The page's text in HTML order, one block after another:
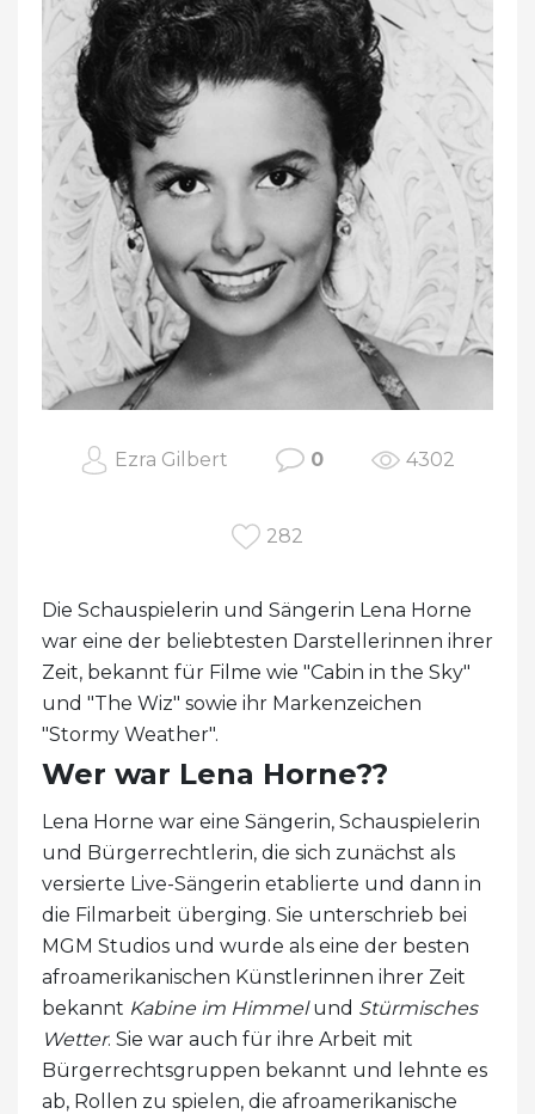
Ezra Gilbert 0 4302
282
Die Schauspielerin und Sängerin Lena Horne
war eine der beliebtesten Darstellerinnen ihrer
Zeit, bekannt für Filme wie "Cabin in the Sky"
und "The Wiz" sowie ihr Markenzeichen
"Stormy Weather".
Wer war Lena Horne??
Lena Horne war eine Sängerin, Schauspielerin
und Bürgerrechtlerin, die sich zunächst als
versierte Live-Sängerin etablierte und dann in
die Filmarbeit überging. Sie unterschrieb bei
MGM Studios und wurde als eine der besten
afroamerikanischen Künstlerinnen ihrer Zeit
bekannt Kabine im Himmelund Stürmisches
Wetter. Sie war auch für ihre Arbeit mit
Bürgerrechtsgruppen bekannt und lehnte es
ab, Rollen zu spielen, die afroamerikanische